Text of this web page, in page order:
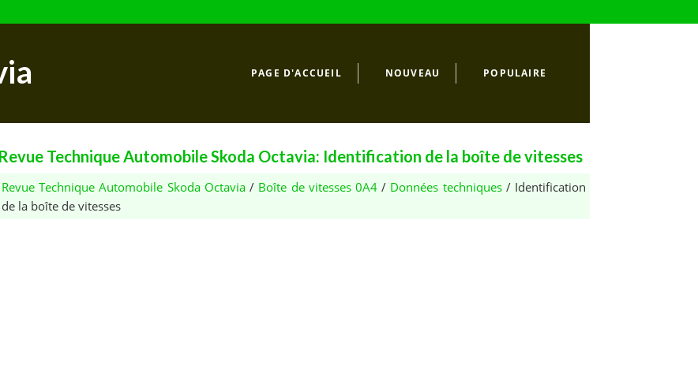
PAGE D'ACCUEIL NOUVEAU POPULAIRE
Revue Technique Automobile Skoda Octavia: Identification de la boîte de vitesses
Revue Technique Automobile Skoda Octavia/ Boîte de vitesses 0A4/ Données techniques/ Identification
de la boîte de vitesses